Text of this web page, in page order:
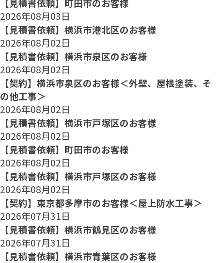
2026年08月03日
【見積書依頼】横浜市港北区のお客様
2026年08月02日
【見積書依頼】横浜市泉区のお客様
2026年08月02日
【契約】横浜市泉区のお客様＜外壁、屋根塗装、そ
の他工事＞
2026年08月02日
【見積書依頼】横浜市戸塚区のお客様
2026年08月02日
【見積書依頼】町田市のお客様
2026年08月02日
【見積書依頼】横浜市戸塚区のお客様
2026年08月02日
【契約】東京都多摩市のお客様＜屋上防水工事＞
2026年07月31日
【見積書依頼】横浜市鶴見区のお客様
2026年07月31日
【見積書依頼】横浜市青葉区のお客様